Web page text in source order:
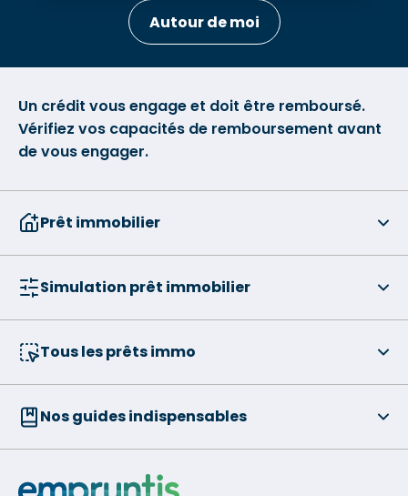
Autour de moi
Un crédit vous engage et doit être remboursé.
Vérifiez vos capacités de remboursement avant
de vous engager.
Prêt immobilier
Simulation prêt immobilier
Tous les prêts immo
Nos guides indispensables